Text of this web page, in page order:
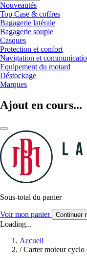
Nouveautés
Top Case & coffres
Bagagerie latérale
Bagagerie souple
Casques
Protection et confort
Navigation et
Equipement du motard
Déstockage
Marques
Ajout en cours...
Sous-total du panier
Voir mon panier Continuer
Loading...
Accueil
/ Carter moteur